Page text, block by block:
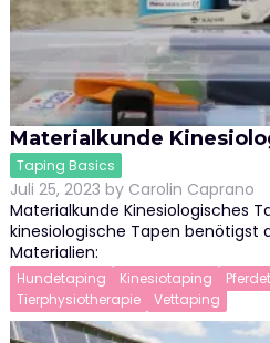
Materialkunde
Taping Basics
Juli 25, 2023 by Carolin Caprano
Materialkunde Kinesiologisches
kinesiologische Tapen benötigst
Materialien:
Hundetaping Kinesiotaping
Tierphysiotherapie
Vettaping